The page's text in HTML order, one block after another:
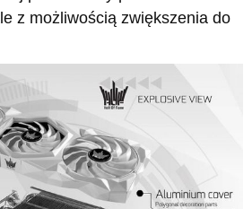
z możliwością zwiększenia do